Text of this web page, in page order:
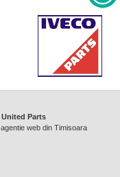
United Parts
agentie web din Timisoara